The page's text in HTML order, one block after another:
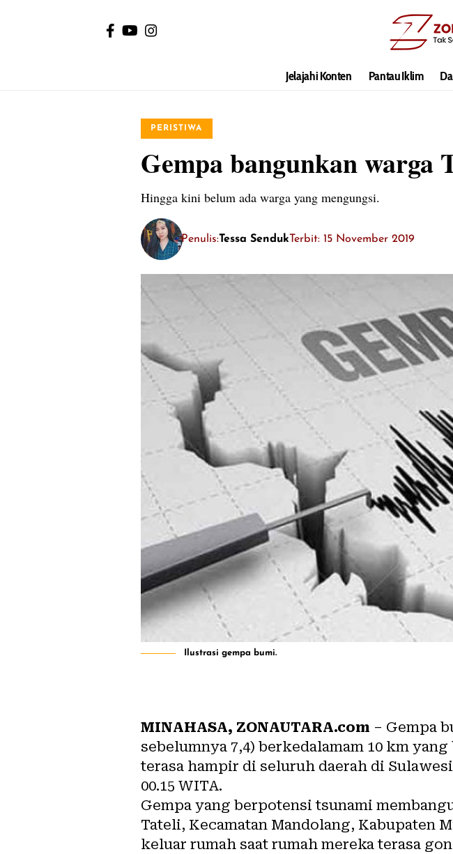
Jelajahi Konten Pantau Iklim
PERISTIWA
Gempa bangunkan warga
Hingga kini belum ada warga yang mengungsi.
Penulis:Tessa Senduk Terbit: 15 November 2019
Ilustrasi gempa bumi.
MINAHASA, ZONAUTARA.com – Gempa
sebelumnya 7,4) berkedalamam 10 km
terasa hampir di seluruh daerah di
00.15 WITA.
Gempa yang berpotensi tsunami
Tateli, Kecamatan Mandolang, Kabupaten
keluar rumah saat rumah mereka terasa